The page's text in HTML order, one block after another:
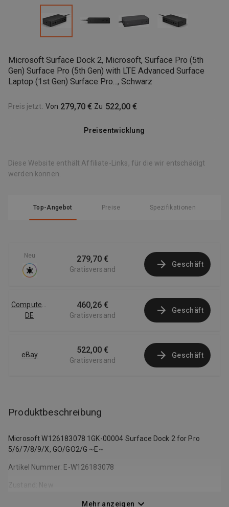
Microsoft Surface Dock 2, Microsoft, Surface Pro (5th
Gen) Surface Pro (5th Gen) with LTE Advanced Surface
Laptop (1st Gen) Surface Pro..., Schwarz
Preis jetzt: Von 279,70 € Zu 522,00 €
Preisentwicklung
Diese Website enthält Affiliate-Links, für die wir entschädigt
werden können.
Top-Angebot Preise Spezifikationen
Neu 279,70 €
Gratisversand
Geschäft
Computersalg
DE
460,26 €
Gratisversand
Geschäft
eBay 522,00 €
Gratisversand
Geschäft
Produktbeschreibung
Microsoft W126183078 1GK-00004 Surface Dock 2 for Pro
5/6/7/8/9/X, GO/GO2/G ~E~
Artikel Nummer: E-W126183078
Zustand: New
Mehr anzeigen